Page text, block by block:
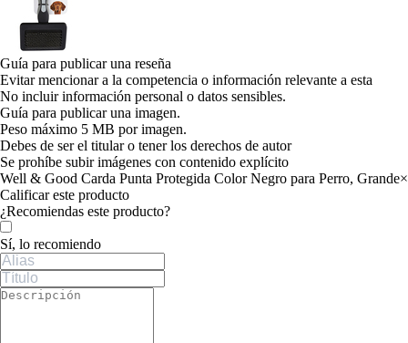
Guía para publicar una reseña
Evitar mencionar a la competencia o información relevante a esta
No incluir información personal o datos sensibles.
Guía para publicar una imagen.
Peso máximo 5 MB por imagen.
Debes de ser el titular o tener los derechos de autor
Se prohíbe subir imágenes con contenido explícito
Well & Good Carda Punta Protegida Color Negro para Perro, Grande×
Calificar este producto
Tu valoración
¿Recomiendas este producto?
Sí, lo recomiendo